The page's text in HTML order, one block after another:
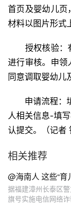
首页及婴幼儿页
材料以图片形式
授权核验：有
进行审核。申领
同意调取婴幼儿
申请流程：填
人相关信息-填
认提交。（记者
相关推荐
@海南人 这些“育
据福建漳州长泰区
旗号实施电信网络